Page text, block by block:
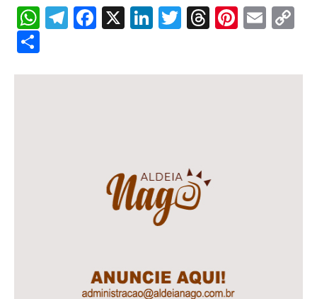
WhatsApp
Telegram
Facebook
X LinkedIn
Twitter
Threads